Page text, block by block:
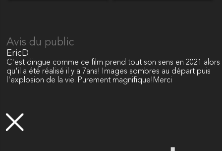
Avis du public
EricD
C'est dingue comme ce film prend tout son sens en 2021 alors
qu'il a été réalisé il y a 7ans! Images sombres au départ puis
l'explosion de la vie. Purement magnifique!Merci